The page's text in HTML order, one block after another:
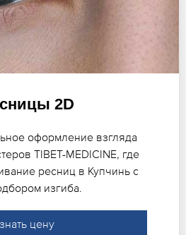
2D
оформление взгляда
TIBET-MEDICINE, где
ресниц в Купчинь с
изгиба.
цену